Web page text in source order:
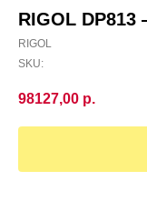
RIGOL
RIGOL
SKU:
98127,00 р.